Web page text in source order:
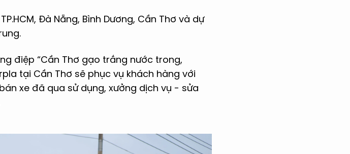
Đà Nẵng, Bình Dương, Cần Thơ và dự
điệp “Cần Thơ gạo trắng nước trong,
tại Cần Thơ sẽ phục vụ khách hàng với
xe đã qua sử dụng, xưởng dịch vụ - sửa